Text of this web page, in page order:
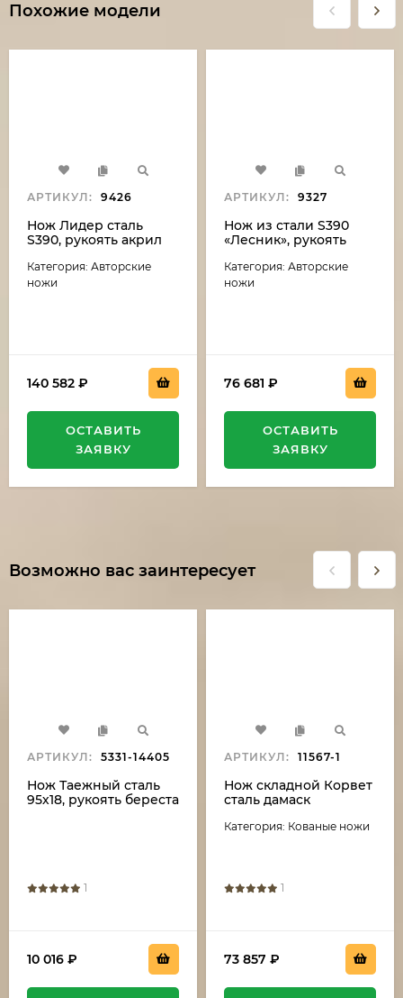
Похожие модели
АРТИКУЛ: 9426
Нож Лидер сталь
S390, рукоять акрил
Категория: Авторские
ножи
140 582 ₽
ОСТАВИТЬ
ЗАЯВКУ
АРТИКУЛ: 9327
Нож из стали S390
«Лесник», рукоять
железное дерево
Категория: Авторские
ножи
76 681 ₽
ОСТАВИТЬ
ЗАЯВКУ
Возможно вас заинтересует
АРТИКУЛ: 5331-14405
Нож Таежный сталь
95х18, рукоять береста
1
10 016 ₽
АРТИКУЛ: 11567-1
Нож складной Корвет
сталь дамаск
накладки карбон
Категория: Кованые ножи
1
73 857 ₽